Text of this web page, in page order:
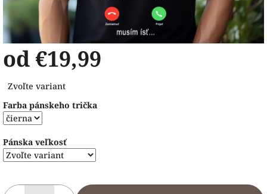
od €19,99
cena:
Zvoľte variant
Farba pánskeho trička
Pánska veľkosť